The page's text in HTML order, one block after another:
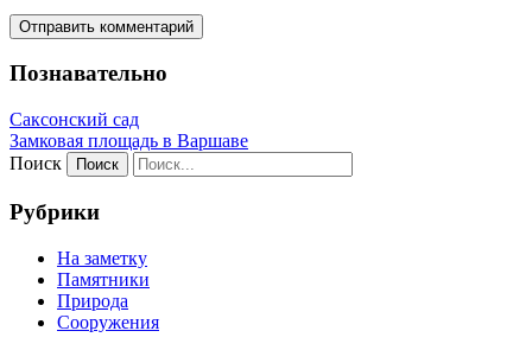
Познавательно
Саксонский сад
Замковая площадь в Варшаве
Поиск
Рубрики
На заметку
Памятники
Природа
Сооружения